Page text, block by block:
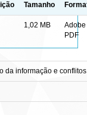
Tamanho
1,02 MB
Adobe
PDF
da informação e